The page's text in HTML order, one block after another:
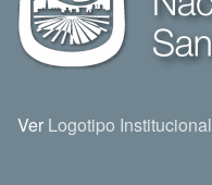
Ver Logotipo Institucional